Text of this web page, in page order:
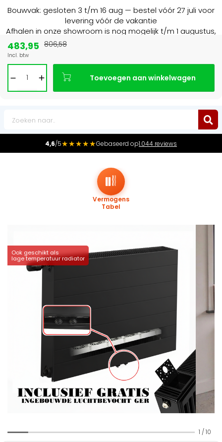
Bouwvak: gesloten 3 t/m 16 aug — bestel vóór 27 juli voor
levering vóór de vakantie
Afhalen in onze showroom is nog mogelijk t/m 1 augustus,
4,6/5★★★★★Gebaseerd op1.044 reviews
Ook geschikt als
lage temperatuur radiator
Vermogens
Tabel
1 / 10
483,95
Incl. btw
806,58
Toevoegen aan winkelwagen